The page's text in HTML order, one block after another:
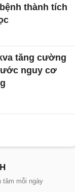
thành tích
tăng cường
nguy cơ
tâm mỗi ngày